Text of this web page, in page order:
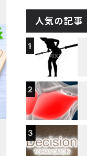
人気の記事
1
2
3